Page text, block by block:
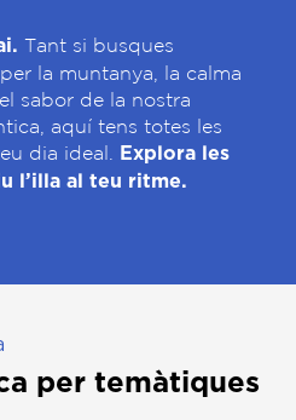
Tant si busques
la muntanya, la calma
sabor de la nostra
aquí tens totes les
dia ideal.
Explora les
l’illa al teu ritme.
per temàtiques